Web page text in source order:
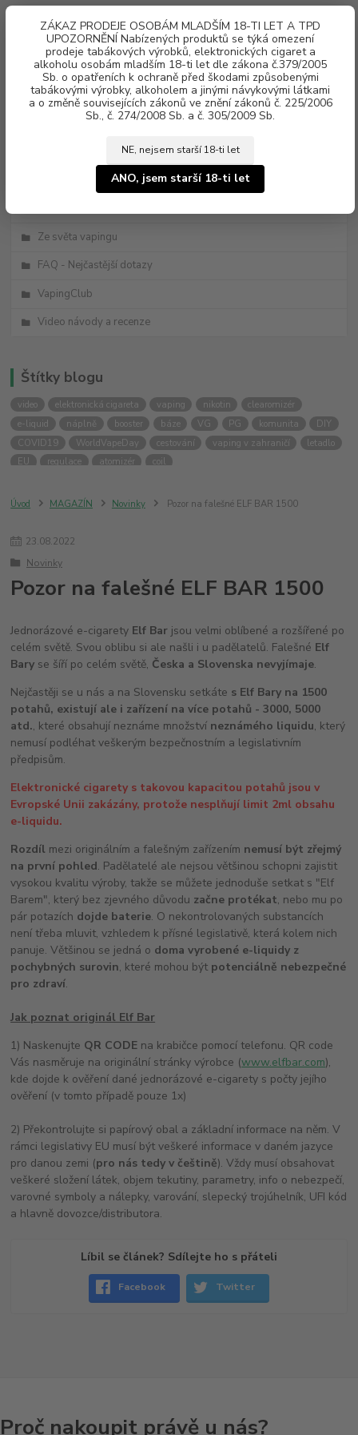
ZÁKAZ PRODEJE OSOBÁM MLADŠÍM 18-TI LET A TPD
UPOZORNĚNÍ Nabízených produktů se týká omezení
prodeje tabákových výrobků, elektronických cigaret a
alkoholu osobám mladším 18-ti let dle zákona č.379/2005
Sb. o opatřeních k ochraně před škodami způsobenými
tabákovými výrobky, alkoholem a jinými návykovými látkami
a o změně souvisejících zákonů ve znění zákonů č. 225/2006
Sb., č. 274/2008 Sb. a č. 305/2009 Sb.
NE, nejsem starší 18-ti let
ANO, jsem starší 18-ti let
Menu
za0 Kč
Ze světa vapingu
FAQ - Nejčastější dotazy
VapingClub
Video návody a recenze
Štítky blogu
video elektronická cigareta vaping nikotin
clearomizér
e-liquid
náplně booster báze VG PG komunita
DIY
COVID19
WorldVapeDay cestování vaping v zahraničí
letadlo
EU
regulace atomizér coil
Úvod MAGAZÍN Novinky Pozor na falešné ELF BAR 1500
23.08.2022
Novinky
Pozor na falešné ELF BAR 1500
Jednorázové e-cigarety Elf Bar jsou velmi oblíbené a rozšířené po
celém světě. Svou oblibu si ale našli i u padělatelů. Falešné Elf
Bary se šíří po celém světě, Česka a Slovenska nevyjímaje.
Nejčastěji se u nás a na Slovensku setkáte s Elf Bary na 1500
potahů, existují ale i zařízení na více potahů - 3000, 5000
atd., které obsahují neznáme množství neznámého liquidu, který
nemusí podléhat veškerým bezpečnostním a legislativním
předpisům.
Elektronické cigarety s takovou kapacitou potahů jsou v
Evropské Unii zakázány, protože nesplňují limit 2ml obsahu
e-liquidu.
Rozdíl mezi originálním a falešným zařízením nemusí být zřejmý
na první pohled. Padělatelé ale nejsou většinou schopni zajistit
vysokou kvalitu výroby, takže se můžete jednoduše setkat s "Elf
Barem", který bez zjevného důvodu začne protékat, nebo mu po
pár potazích dojde baterie. O nekontrolovaných substancích
není třeba mluvit, vzhledem k přísné legislativě, která kolem nich
panuje. Většinou se jedná o doma vyrobené e-liquidy z
pochybných surovin, které mohou být potenciálně nebezpečné
pro zdraví.
Jak poznat originál Elf Bar
1) Naskenujte QR CODE na krabičce pomocí telefonu. QR code
Vás nasměruje na originální stránky výrobce (www.elfbar.com),
kde dojde k ověření dané jednorázové e-cigarety s počty jejího
ověření (v tomto případě pouze 1x)
2) Překontrolujte si papírový obal a základní informace na něm. V
rámci legislativy EU musí být veškeré informace v daném jazyce
pro danou zemi (pro nás tedy v češtině). Vždy musí obsahovat
veškeré složení látek, objem tekutiny, parametry, info o nebezpečí,
varovné symboly a nálepky, varování, slepecký trojúhelník, UFI kód
a hlavně dovozce/distributora.
Líbil se článek? Sdílejte ho s přáteli
Facebook Twitter